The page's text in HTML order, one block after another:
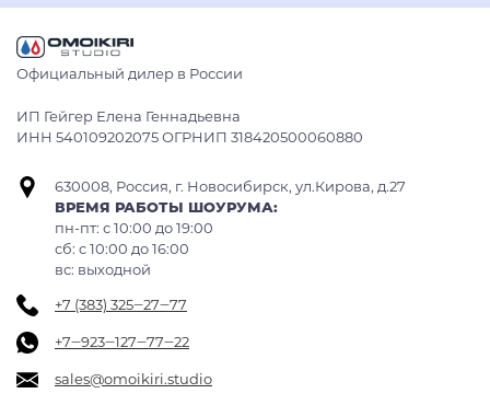
Официальный дилер в России
ИП Гейгер Елена Геннадьевна
ИНН 540109202075 ОГРНИП 318420500060880
630008, Россия, г. Новосибирск, ул.Кирова, д.27
ВРЕМЯ РАБОТЫ ШОУРУМА:
пн-пт: с 10:00 до 19:00
сб: c 10:00 до 16:00
вс: выходной
+7 (383) 325‒27‒77
+7‒923‒127‒77‒22
sales@omoikiri.studio